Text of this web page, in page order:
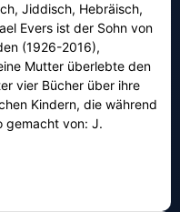
Jiddisch, Hebräisch,
Evers ist der Sohn von
(1926-2016),
Mutter überlebte den
vier Bücher über ihre
Kindern, die während
gemacht von: J.